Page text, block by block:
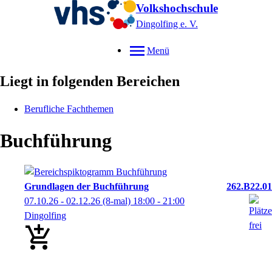
Volkshochschule
Dingolfing e. V.
Menü
Liegt in folgenden Bereichen
Berufliche Fachthemen
Buchführung
Grundlagen der Buchführung
262.B22.01
07.10.26 - 02.12.26 (8-mal) 18:00 - 21:00
Dingolfing